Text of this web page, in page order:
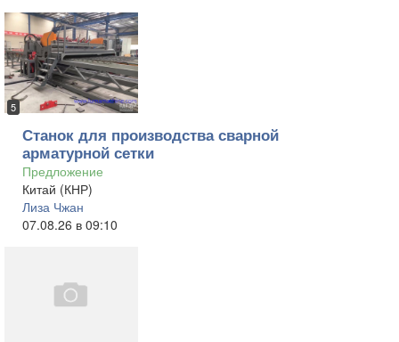
5
Станок для производства сварной
арматурной сетки
Предложение
Китай (КНР)
Лиза Чжан
07.08.26 в 09:10